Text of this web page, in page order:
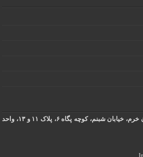
آدرس: تهران، حکیمیه، خیابان خرم، خیابان شبنم، کوچه پگاه ۶، پلاک ۱۱ و ۱۳، واحد